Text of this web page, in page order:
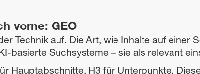
vorne: GEO
Technik auf. Die Art, wie Inhalte auf einer
basierte Suchsysteme – sie als relevant
Hauptabschnitte, H3 für Unterpunkte.